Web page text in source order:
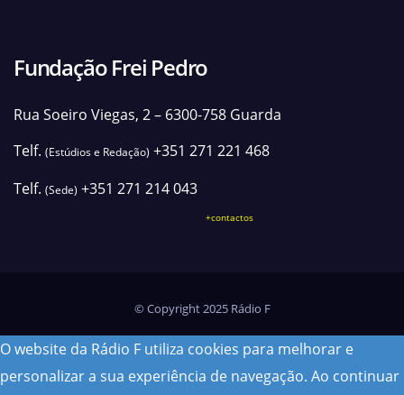
Fundação Frei Pedro
Rua Soeiro Viegas, 2 – 6300-758 Guarda
Telf. (Estúdios e Redação) +351 271 221 468
Telf. (Sede) +351 271 214 043
+contactos
© Copyright 2025 Rádio F
O website da Rádio F utiliza cookies para melhorar e
personalizar a sua experiência de navegação. Ao continuar